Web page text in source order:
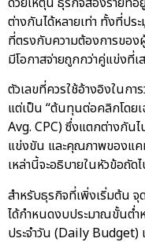
ต่างกันได้หลายเท่า ทั้งที่ป
ที่ตรงกับความต้องการของ
มีโอกาสจ่ายถูกกว่าคู่แข่งที่
ตัวเลขที่ควรใช้อ้างอิงในก
แต่เป็น “ต้นทุนต่อคลิกโดย
Avg. CPC) ซึ่งแตกต่างกัน
แข่งขัน และคุณภาพของแค
เหล่านี้จะอธิบายในหัวข้อถัด
สำหรับธุรกิจที่เพิ่งเริ่มต้น จุ
ได้กำหนดงบประมาณขั้นต่ำ
ประจำวัน (Daily Budget)